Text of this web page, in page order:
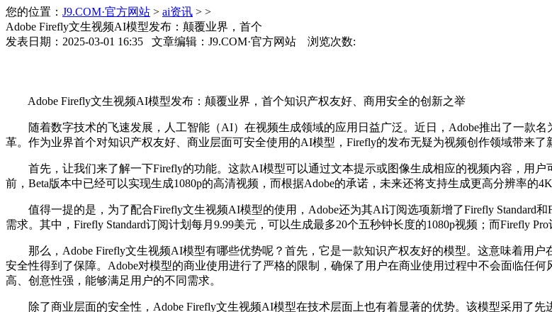
您的位置： J9.COM·官方网站 > ai资讯 > >
Adobe Firefly文生视频AI模型发布：颠覆业界，首个
发表日期：2025-03-01 16:35 文章编辑：J9.COM·官方网站 浏览次数:
Adobe Firefly文生视频AI模型发布：颠覆业界，首个知识产权友好、商用安全的创新之举
随着数字技术的飞速发展，人工智能（AI）在视频生成领域的应用日益广泛。近日，Adobe推出了一款名
革。作为业界首个对知识产权友好、商业层面可安全使用的AI模型，Firefly的发布无疑为视频创作领域带来了
首先，让我们来了解一下Firefly的功能。这款AI模型可以通过文本提示或图像生成相应的视频内容，用户
前，Beta版本中已经可以实现生成1080p的高清视频，而根据Adobe的承诺，未来还将支持生成更高分辨率的4K
值得一提的是，为了配合Firefly文生视频AI模型的使用，Adobe还为其AI订阅选项新增了Firefly Standard
需求。其中，Firefly Standard订阅计划每月9.99美元，可以生成最多20个五秒钟长度的1080p视频；而Firefly
那么，Adobe Firefly文生视频AI模型有哪些优势呢？首先，它是一款知识产权友好的模型。这意味着用户
安全性得到了保障。Adobe对模型的商业使用进行了严格的限制，确保了用户在商业使用过程中不会面临任
高、创意性强，能够满足用户的不同需求。
除了商业层面的安全性，Adobe Firefly文生视频AI模型在技术层面上也有着显著的优势。该模型采用了先